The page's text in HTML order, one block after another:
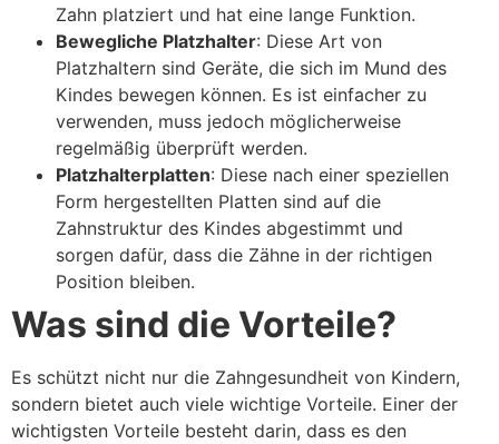
Zahn platziert und hat eine lange Funktion.
Bewegliche Platzhalter: Diese Art von
Platzhaltern sind Geräte, die sich im Mund des
Kindes bewegen können. Es ist einfacher zu
verwenden, muss jedoch möglicherweise
regelmäßig überprüft werden.
Platzhalterplatten: Diese nach einer speziellen
Form hergestellten Platten sind auf die
Zahnstruktur des Kindes abgestimmt und
sorgen dafür, dass die Zähne in der richtigen
Position bleiben.
Was sind die Vorteile?
Es schützt nicht nur die Zahngesundheit von Kindern,
sondern bietet auch viele wichtige Vorteile. Einer der
wichtigsten Vorteile besteht darin, dass es den